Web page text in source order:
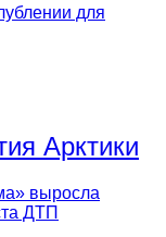
Арктики